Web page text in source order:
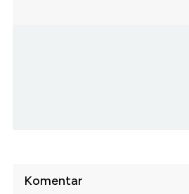
Komentar